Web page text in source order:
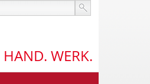
HAND. WERK.